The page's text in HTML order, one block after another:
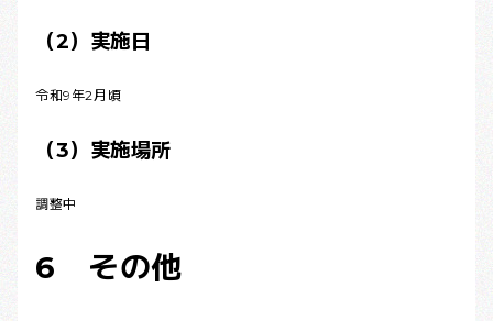
（2）実施日
令和9年2月頃
（3）実施場所
調整中
6 その他